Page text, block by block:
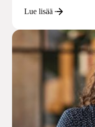
Lue lisää